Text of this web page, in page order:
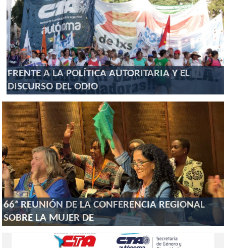
FRENTE A LA POLÍTICA AUTORITARIA Y EL
DISCURSO DEL ODIO
66ᵃ REUNIÓN DE LA CONFERENCIA REGIONAL
SOBRE LA MUJER DE